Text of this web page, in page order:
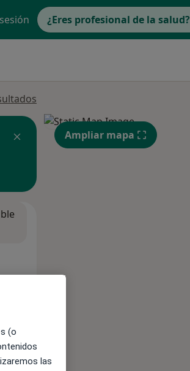
¿Eres profesional de la salud?
Ampliar mapa
(o
las